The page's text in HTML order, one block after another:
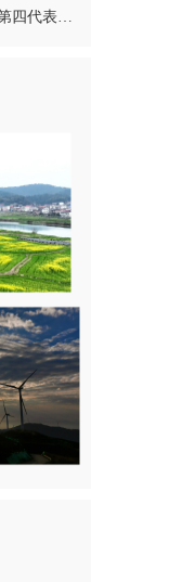
分组讨论